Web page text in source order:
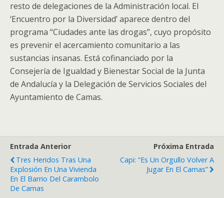
resto de delegaciones de la Administración local. El
‘Encuentro por la Diversidad’ aparece dentro del
programa “Ciudades ante las drogas”, cuyo propósito
es prevenir el acercamiento comunitario a las
sustancias insanas. Está cofinanciado por la
Consejería de Igualdad y Bienestar Social de la Junta
de Andalucía y la Delegación de Servicios Sociales del
Ayuntamiento de Camas.
Entrada Anterior
Tres Heridos Tras Una
Explosión En Una Vivienda
En El Barrio Del Carambolo
De Camas
Próxima Entrada
Capi: “Es Un Orgullo Volver A
Jugar En El Camas”